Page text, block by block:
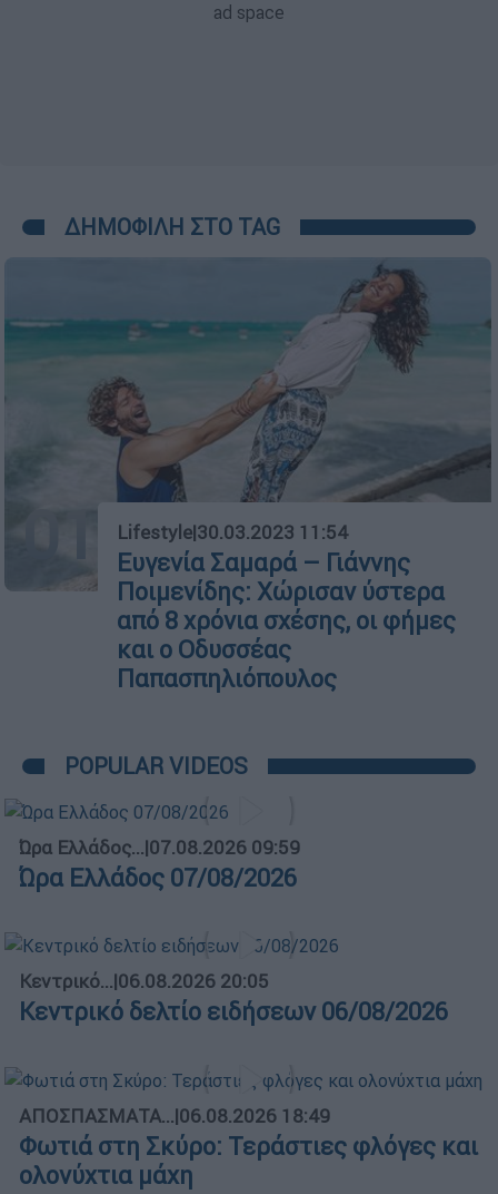
ΔΗΜΟΦΙΛΗ ΣΤΟ TAG
01 Lifestyle|30.03.2023 11:54
Ευγενία Σαμαρά – Γιάννης
Ποιμενίδης: Χώρισαν ύστερα
από 8 χρόνια σχέσης, οι φήμες
και ο Οδυσσέας
Παπασπηλιόπουλος
POPULAR VIDEOS
Ώρα Ελλάδος...|07.08.2026 09:59
Ώρα Ελλάδος 07/08/2026
Κεντρικό...|06.08.2026 20:05
Κεντρικό δελτίο ειδήσεων 06/08/2026
ΑΠΟΣΠΑΣΜΑΤΑ...|06.08.2026 18:49
Φωτιά στη Σκύρο: Τεράστιες φλόγες και
ολονύχτια μάχη